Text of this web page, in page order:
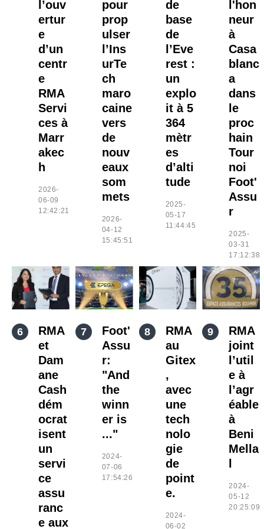
l’ouv
ertur
e
d’un
centr
e
RMA
Servi
ces à
Marr
akec
h
2026-
06-09
12:42:21
pour
prop
ulser
l’Ins
urTe
ch
maro
caine
vers
de
nouv
eaux
som
mets
2026-
04-12
15:45:51
de
base
de
l’Eve
rest :
un
explo
it à 5
364
mètr
es
d’alti
tude
2025-
05-17
11:44:45
l'hon
neur
à
Casa
blanc
a
dans
le
proc
hain
Tour
noi
Foot'
Assu
r
2025-
03-31
17:12:38
RMA
et
Dam
ane
Cash
dém
ocrat
isent
un
servi
ce
assu
ranc
e aux
Foot'
Assu
r:
"And
the
winn
er is
..."
2024-
07-06
17:54:26
RMA
au
Gitex
,
avec
une
tech
nolo
gie
de
point
e.
2024-
06-02
RMA
joint
l’util
e à
l’agr
éable
à
Beni
Mella
2024-
05-12
20:25:09